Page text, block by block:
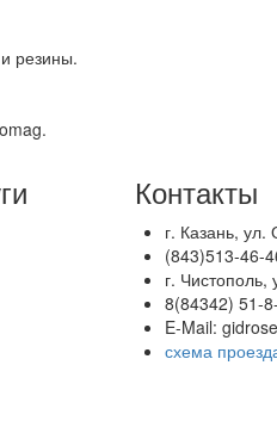
резины.
Контакты
г. Казань, ул.
(843)513-46-
г.
8(84342) 51-
E-Mail:
схема